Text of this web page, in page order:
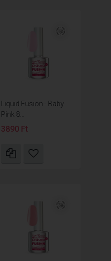
Liquid Fusion - Baby
Pink 8...
3890 Ft